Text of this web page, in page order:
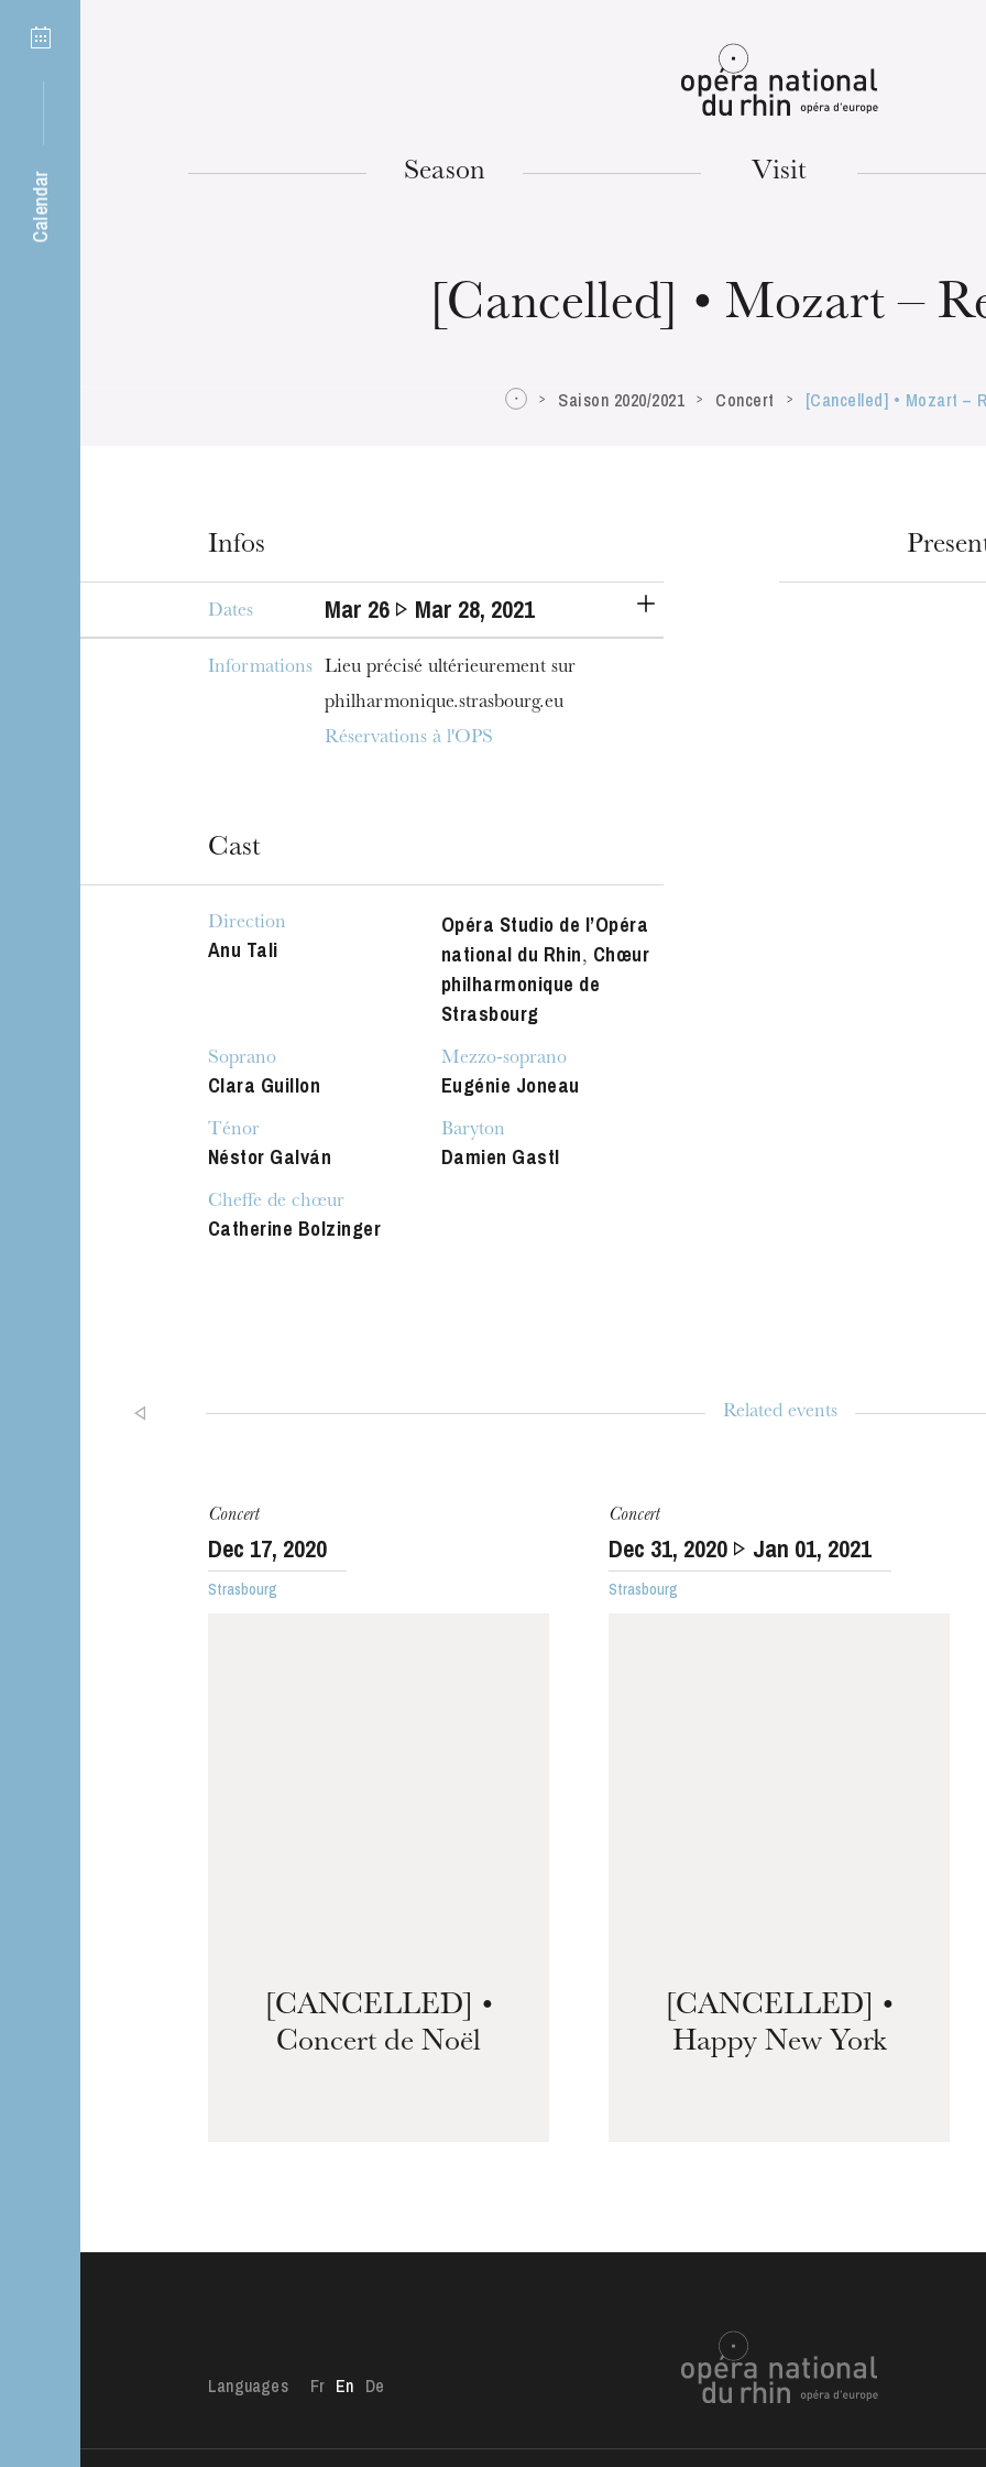
Mulhouse
Guided tours of the Opera
18
WEDNESDAY
Calendar Season Visit
[Cancelled] • Mozart –
Saison 2020/2021 Concert [Cancelled] • Mozart –
Infos
Dates Mar 26 Mar 28, 2021
Informations
Lieu précisé ultérieurement sur
philharmonique.strasbourg.eu
Réservations à l'OPS
Cast
Direction
Anu Tali
Opéra Studio de l’Opéra
national du Rhin, Chœur
philharmonique de
Strasbourg
Soprano
Clara Guillon
Mezzo-soprano
Eugénie Joneau
Ténor
Néstor Galván
Baryton
Damien Gastl
Cheffe de chœur
Catherine Bolzinger
Related events
Concert
Dec 17, 2020
Strasbourg
[CANCELLED] •
Concert de Noël
Concert
Dec 31, 2020 Jan 01, 2021
Strasbourg
[CANCELLED] •
Happy New York
Languages Fr En De